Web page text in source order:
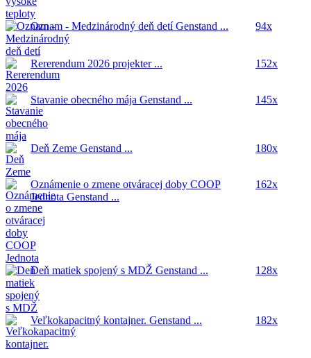
Oznam - Medzinárodný deň detíGenstand ... 94x
Rererendum 2026 projekter ... 152x
Stavanie obecného mája Genstand ... 145x
Deň Zeme Genstand ... 180x
Oznámenie o zmene otváracej doby COOP
Jednota Genstand ...
162x
Deň matiek spojený s MDŽ Genstand ... 128x
Veľkokapacitný kontajner. Genstand ... 182x